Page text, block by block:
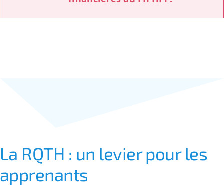
La RQTH : un levier pour les
apprenants